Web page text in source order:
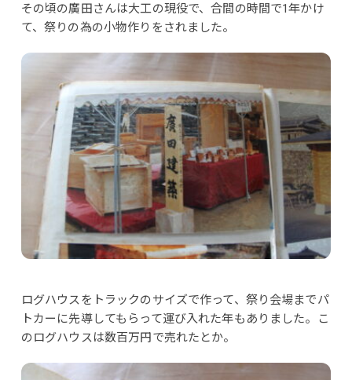
その頃の廣田さんは大工の現役で、合間の時間で1年かけ
て、祭りの為の小物作りをされました。
ログハウスをトラックのサイズで作って、祭り会場までパ
トカーに先導してもらって運び入れた年もありました。こ
のログハウスは数百万円で売れたとか。